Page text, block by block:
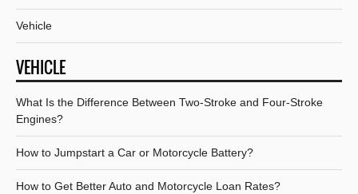
Vehicle
VEHICLE
What Is the Difference Between Two-Stroke and Four-Stroke
Engines?
How to Jumpstart a Car or Motorcycle Battery?
How to Get Better Auto and Motorcycle Loan Rates?